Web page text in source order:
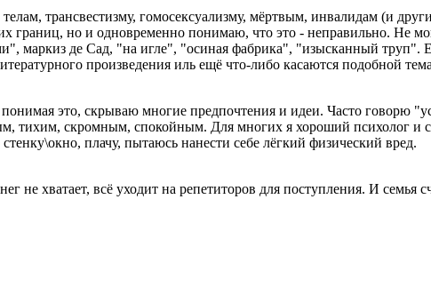
трансвестизму, гомосексуализму, мёртвым, инвалидам (и
границ, но и одновременно понимаю, что это - неправильно. Не
маркиз де Сад, "на игле", "осиная фабрика", "изысканный
произведения иль ещё что-либо касаются подобной
это, скрываю многие предпочтения и идеи. Часто говорю
тихим, скромным, спокойным. Для многих я хороший психолог и
плачу, пытаюсь нанести себе лёгкий физический вред.
хватает, всё уходит на репетиторов для поступления. И семья